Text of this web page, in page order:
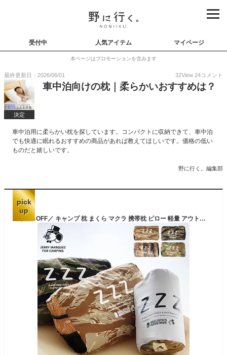
受付中 人気アイテム マイページ
本ページはプロモーションを含みます
最終更新日：2026/06/01 32View 24コメント
決定
車中泊向けの枕｜柔らかいおすすめは？
車中泊用に柔らかい枕を探しています。コンパクトに収納できて、車中泊
でも快適に眠れるおすすめの商品があれば教えてほしいです。価格の低い
ものだと嬉しいです。
野に行く。編集部
pick
up
＼40％OFF／ キャンプ 枕 まくら マクラ 携帯枕 ピロー 軽量 アウトドアバリスティクス ジェリー・マルケス キャンピングピロー＆ケース BSPC-JM02BALLISTICS クッション 持ち運び ジェリー鵜飼◇キャンプ用品 収納袋 快眠 車中泊 ソロキャンプ 送料無料